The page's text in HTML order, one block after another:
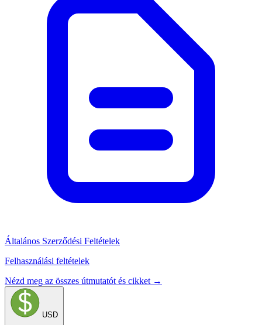
Általános Szerződési Feltételek
Felhasználási feltételek
Nézd meg az összes útmutatót és cikket →
USD